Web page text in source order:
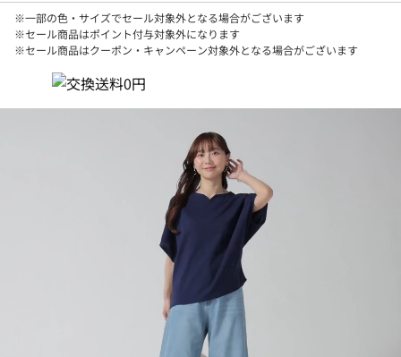
※一部の色・サイズでセール対象外となる場合がございます
※セール商品はポイント付与対象外になります
※セール商品はクーポン・キャンペーン対象外となる場合がございます